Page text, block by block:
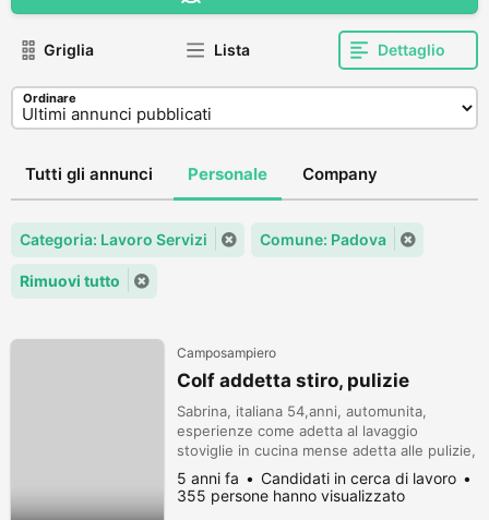
Griglia Lista Dettaglio
Ordinare
Tutti gli annunci Personale Company
Categoria: Lavoro Servizi Comune: Padova
Rimuovi tutto
Camposampiero
Colf addetta stiro, pulizie
Sabrina, italiana 54,anni, automunita,
esperienze come adetta al lavaggio
stoviglie in cucina mense adetta alle pulizie,
private e industriali, come baby sitter, colf
governante, cerco lavoro con contratto. No
perditempo
5 anni fa
Candidati in cerca di lavoro
355 persone hanno visualizzato